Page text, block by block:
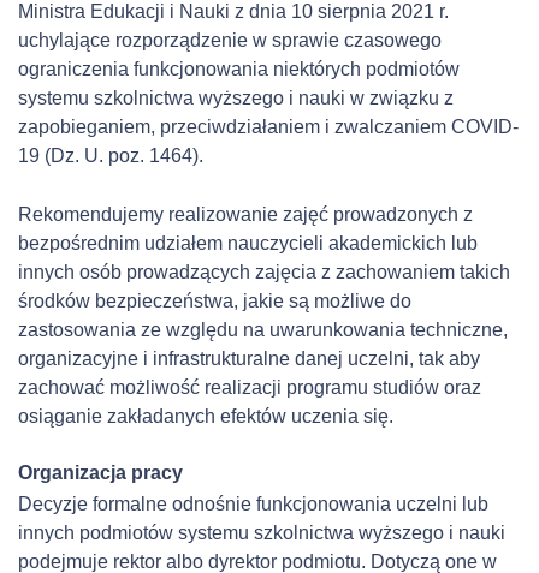
Ministra Edukacji i Nauki z dnia 10 sierpnia 2021 r.
uchylające rozporządzenie w sprawie czasowego
ograniczenia funkcjonowania niektórych podmiotów
systemu szkolnictwa wyższego i nauki w związku z
zapobieganiem, przeciwdziałaniem i zwalczaniem COVID-
19 (Dz. U. poz. 1464).
Rekomendujemy realizowanie zajęć prowadzonych z
bezpośrednim udziałem nauczycieli akademickich lub
innych osób prowadzących zajęcia z zachowaniem takich
środków bezpieczeństwa, jakie są możliwe do
zastosowania ze względu na uwarunkowania techniczne,
organizacyjne i infrastrukturalne danej uczelni, tak aby
zachować możliwość realizacji programu studiów oraz
osiąganie zakładanych efektów uczenia się.
Organizacja pracy
Decyzje formalne odnośnie funkcjonowania uczelni lub
innych podmiotów systemu szkolnictwa wyższego i nauki
podejmuje rektor albo dyrektor podmiotu. Dotyczą one w